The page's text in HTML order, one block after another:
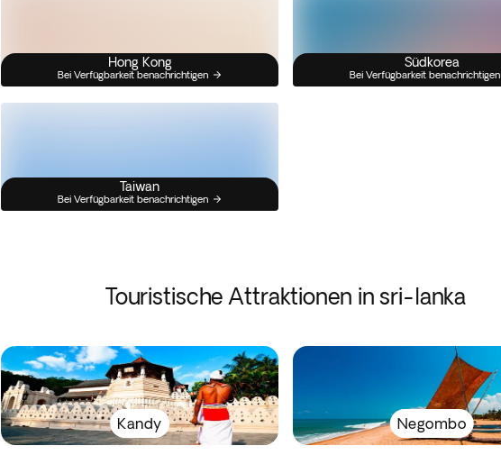
Hong Kong
Bei Verfügbarkeit benachrichtigen
Südkorea
Bei Verfügbarkeit benachrichtigen
Taiwan
Bei Verfügbarkeit benachrichtigen
Touristische Attraktionen in sri-lanka
Kandy Negombo